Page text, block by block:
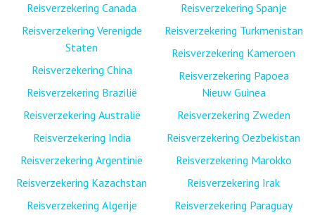
Reisverzekering Canada
Reisverzekering Verenigde
Staten
Reisverzekering China
Reisverzekering Brazilië
Reisverzekering Australië
Reisverzekering India
Reisverzekering Argentinië
Reisverzekering Kazachstan
Reisverzekering Algerije
Reisverzekering Spanje
Reisverzekering Turkmenistan
Reisverzekering Kameroen
Reisverzekering Papoea
Nieuw Guinea
Reisverzekering Zweden
Reisverzekering Oezbekistan
Reisverzekering Marokko
Reisverzekering Irak
Reisverzekering Paraguay